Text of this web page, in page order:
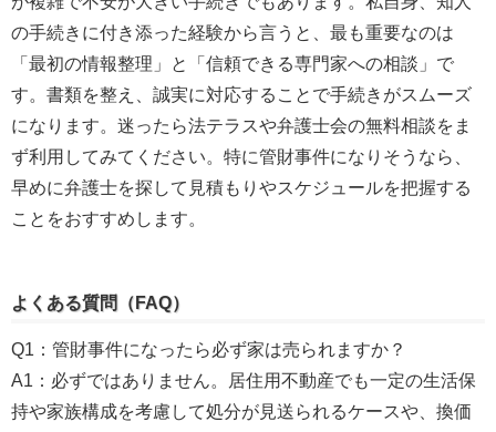
の手続きに付き添った経験から言うと、最も重要なのは
「最初の情報整理」と「信頼できる専門家への相談」で
す。書類を整え、誠実に対応することで手続きがスムーズ
になります。迷ったら法テラスや弁護士会の無料相談をま
ず利用してみてください。特に管財事件になりそうなら、
早めに弁護士を探して見積もりやスケジュールを把握する
ことをおすすめします。
よくある質問（FAQ）
Q1：管財事件になったら必ず家は売られますか？
A1：必ずではありません。居住用不動産でも一定の生活保
持や家族構成を考慮して処分が見送られるケースや、換価